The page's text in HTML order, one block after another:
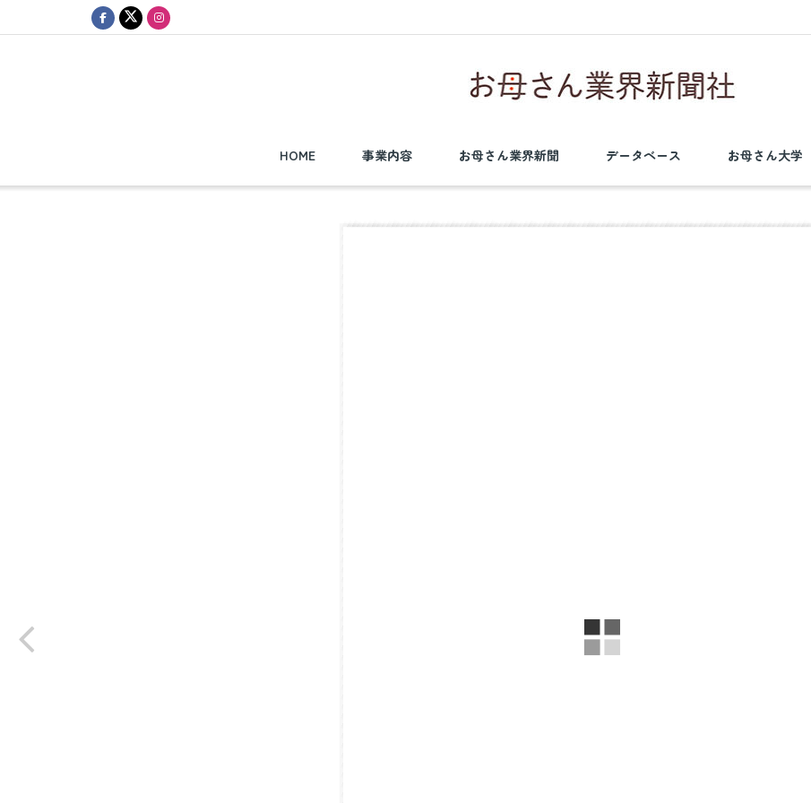
HOME 事業内容 お母さん業界新聞 データベース お母さん大学